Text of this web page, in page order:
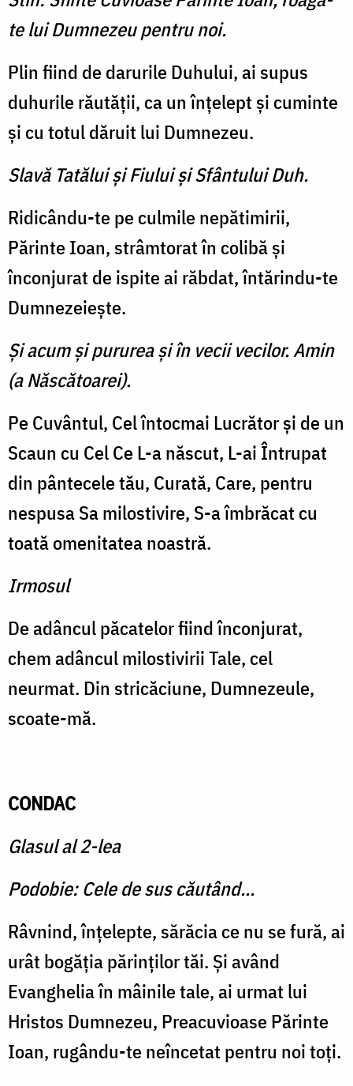
te lui Dumnezeu pentru noi.
Plin fiind de darurile Duhului, ai supus
duhurile răutăţii, ca un înţelept şi cuminte
şi cu totul dăruit lui Dumnezeu.
Slavă Tatălui şi Fiului şi Sfântului Duh.
Ridicându-te pe culmile nepătimirii,
Părinte Ioan, strâmtorat în colibă şi
înconjurat de ispite ai răbdat, întărindu-te
Dumnezeieşte.
Şi acum şi pururea şi în vecii vecilor. Amin
(a Născătoarei).
Pe Cuvântul, Cel întocmai Lucrător şi de un
Scaun cu Cel Ce L-a născut, L-ai Întrupat
din pântecele tău, Curată, Care, pentru
nespusa Sa milostivire, S-a îmbrăcat cu
toată omenitatea noastră.
Irmosul
De adâncul păcatelor fiind înconjurat,
chem adâncul milostivirii Tale, cel
neurmat. Din stricăciune, Dumnezeule,
scoate-mă.
CONDAC
Glasul al 2-lea
Podobie: Cele de sus căutând...
Râvnind, înţelepte, sărăcia ce nu se fură, ai
urât bogăţia părinţilor tăi. Şi având
Evanghelia în mâinile tale, ai urmat lui
Hristos Dumnezeu, Preacuvioase Părinte
Ioan, rugându-te neîncetat pentru noi toţi.